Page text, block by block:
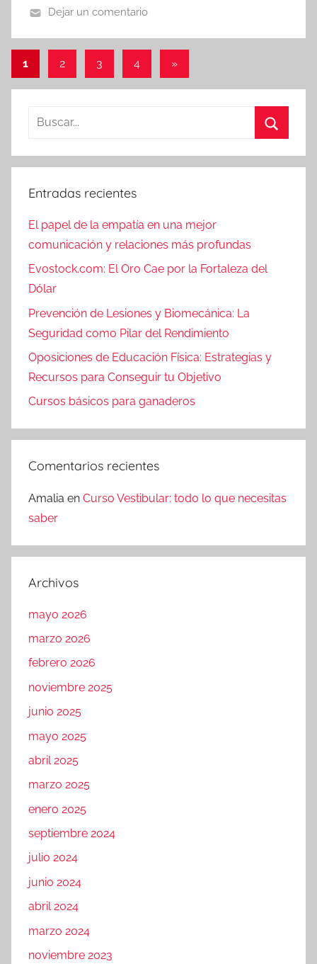
Dejar un comentario
Paginación
de
entradas
1 2 3 4
Entradas
siguientes
»
Buscar:
Entradas recientes
El papel de la empatía en una mejor
comunicación y relaciones más profundas
Evostock.com: El Oro Cae por la Fortaleza del
Dólar
Prevención de Lesiones y Biomecánica: La
Seguridad como Pilar del Rendimiento
Oposiciones de Educación Física: Estrategias y
Recursos para Conseguir tu Objetivo
Cursos básicos para ganaderos
Comentarios recientes
Amalia en Curso Vestibular: todo lo que necesitas
saber
Archivos
mayo 2026
marzo 2026
febrero 2026
noviembre 2025
junio 2025
mayo 2025
abril 2025
marzo 2025
enero 2025
septiembre 2024
julio 2024
junio 2024
abril 2024
marzo 2024
noviembre 2023